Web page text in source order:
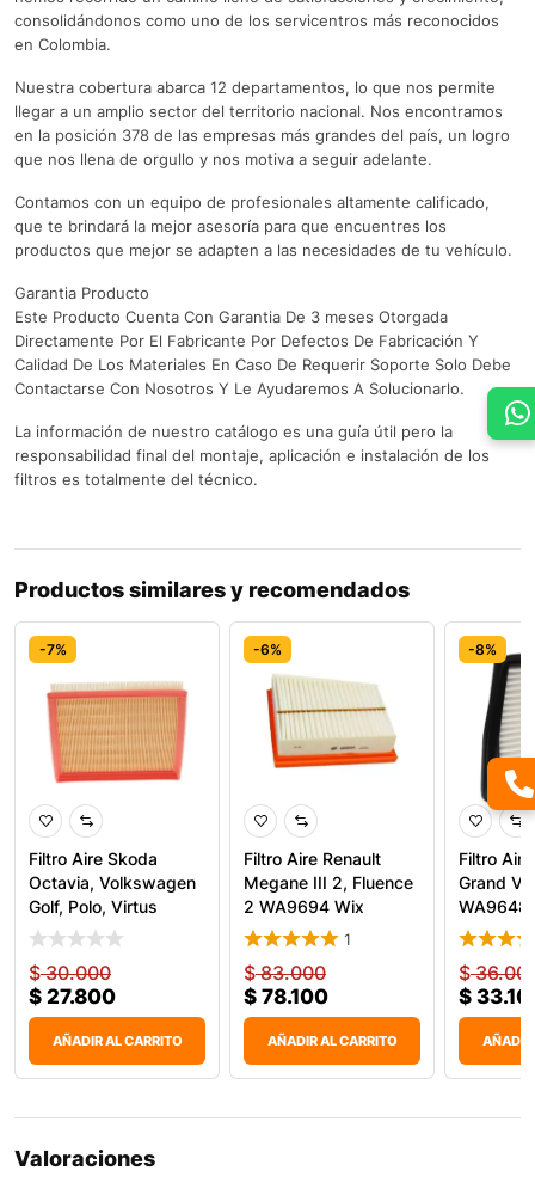
consolidándonos como uno de los servicentros más reconocidos
en Colombia.
Nuestra cobertura abarca 12 departamentos, lo que nos permite
llegar a un amplio sector del territorio nacional. Nos encontramos
en la posición 378 de las empresas más grandes del país, un logro
que nos llena de orgullo y nos motiva a seguir adelante.
Contamos con un equipo de profesionales altamente calificado,
que te brindará la mejor asesoría para que encuentres los
productos que mejor se adapten a las necesidades de tu vehículo.
Garantia Producto
Este Producto Cuenta Con Garantia De 3 meses Otorgada
Directamente Por El Fabricante Por Defectos De Fabricación Y
Calidad De Los Materiales En Caso De Requerir Soporte Solo Debe
Contactarse Con Nosotros Y Le Ayudaremos A Solucionarlo.
La información de nuestro catálogo es una guía útil pero la
responsabilidad final del montaje, aplicación e instalación de los
filtros es totalmente del técnico.
Productos similares y recomendados
-7%
Filtro Aire Skoda
Octavia, Volkswagen
Golf, Polo, Virtus
$30.000
$ 27.800
AÑADIR AL CARRITO
-6%
Filtro Aire Renault
Megane III 2, Fluence
2 WA9694 Wix
1
$83.000
$ 78.100
AÑADIR AL CARRITO
-8%
Filtro
Grand
WA9648
$
$
AÑADIR
Valoraciones